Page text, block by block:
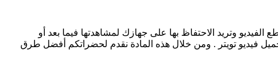
وتريد الاحتفاظ بها على جهازك لمشاهدتها فيما بعد أو
فيديو تويتر . ومن خلال هذه المادة نقدم لحضراتكم أفضل طرق